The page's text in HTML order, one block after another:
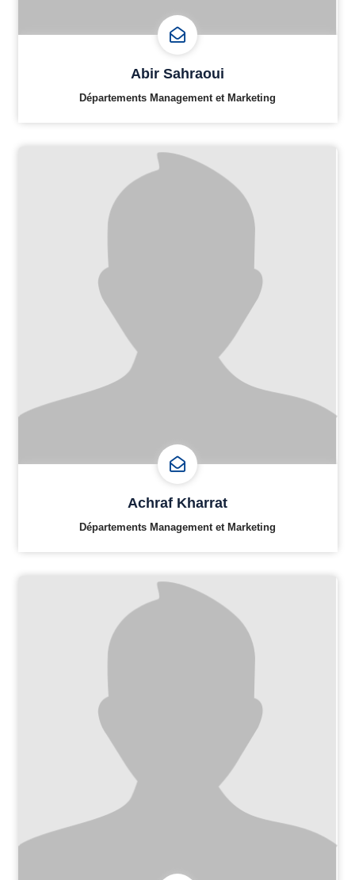
Abir Sahraoui
Départements Management et Marketing
Achraf Kharrat
Départements Management et Marketing